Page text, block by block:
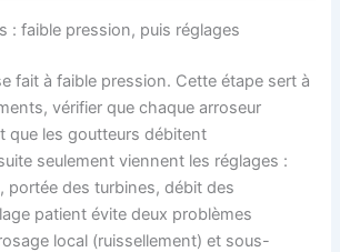
: faible pression, puis réglages
fait à faible pression. Cette étape sert à
vérifier que chaque arroseur
que les goutteurs débitent
seulement viennent les réglages :
portée des turbines, débit des
patient évite deux problèmes
local (ruissellement) et sous-